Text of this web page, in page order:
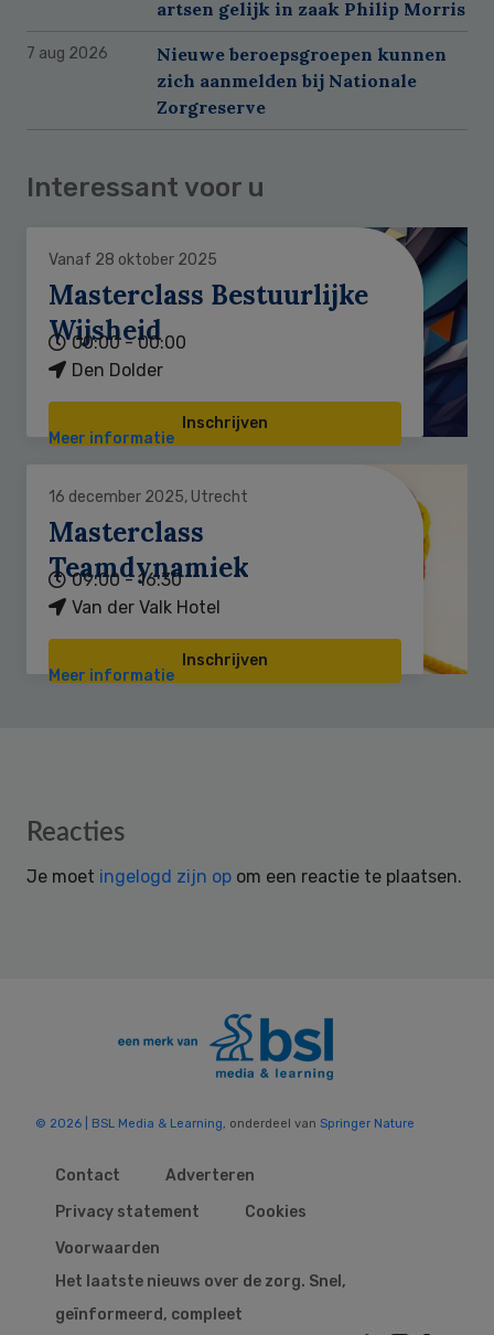
artsen gelijk in zaak Philip Morris
7 aug 2026
Nieuwe beroepsgroepen kunnen
zich aanmelden bij Nationale
Zorgreserve
Interessant voor u
Vanaf 28 oktober 2025
Masterclass Bestuurlijke
Wijsheid
00:00 - 00:00
Den Dolder
Inschrijven
Meer informatie
16 december 2025, Utrecht
Masterclass
Teamdynamiek
09:00 - 16:30
Van der Valk Hotel
Inschrijven
Meer informatie
Reader
Reacties
Je moet ingelogd zijn op om een reactie te plaatsen.
© 2026 | BSL Media & Learning, onderdeel van Springer Nature
Contact
Adverteren
Privacy statement
Cookies
Voorwaarden
Het laatste nieuws over de zorg. Snel,
geïnformeerd, compleet